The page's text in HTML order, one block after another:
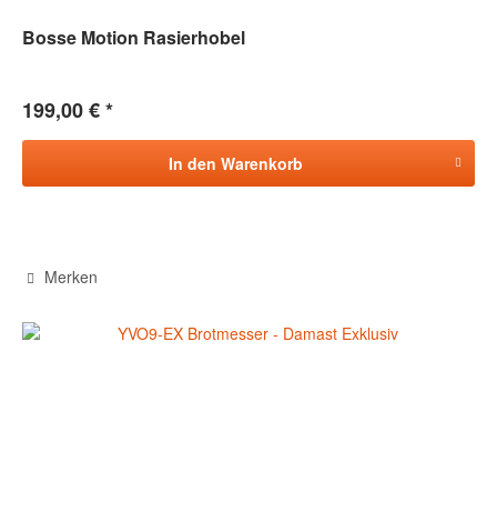
Bosse Motion Rasierhobel
199,00 € *
In den Warenkorb
Merken